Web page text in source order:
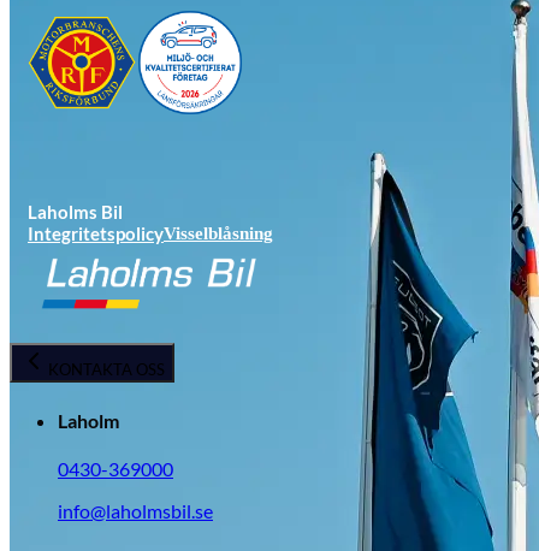
Laholms Bil
IntegritetspolicyVisselblåsning
KONTAKTA OSS
Laholm
0430-369000
info@laholmsbil.se